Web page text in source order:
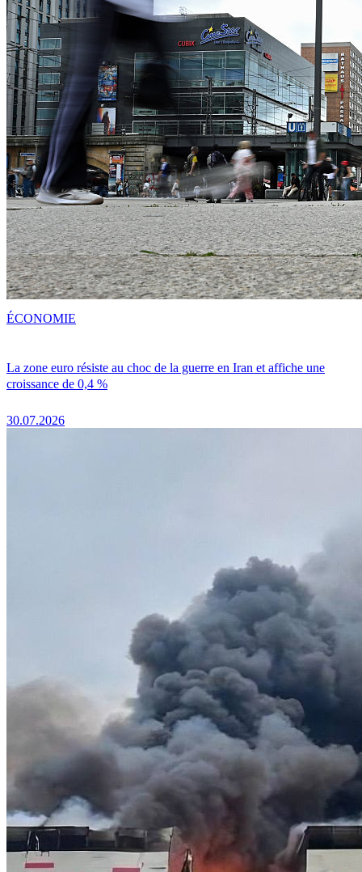
La zone euro résiste au choc de la guerre en Iran et affiche une
croissance de 0,4 %
30.07.2026
ÉCONOMIE